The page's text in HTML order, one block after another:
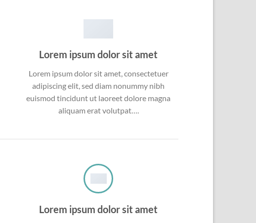
Lorem ipsum dolor sit amet
Lorem ipsum dolor sit amet, consectetuer
adipiscing elit, sed diam nonummy nibh
euismod tincidunt ut laoreet dolore magna
aliquam erat volutpat….
Lorem ipsum dolor sit amet